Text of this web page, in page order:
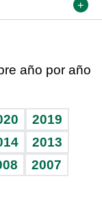
año por año
2019
2013
2007